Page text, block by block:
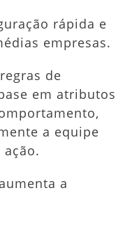
rápida e
empresas.
de
em atributos
a equipe
a